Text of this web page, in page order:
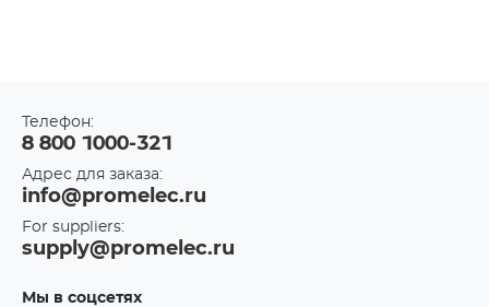
Телефон:
8 800 1000-321
Адрес для заказа:
info@promelec.ru
For suppliers:
supply@promelec.ru
Мы в соцсетях